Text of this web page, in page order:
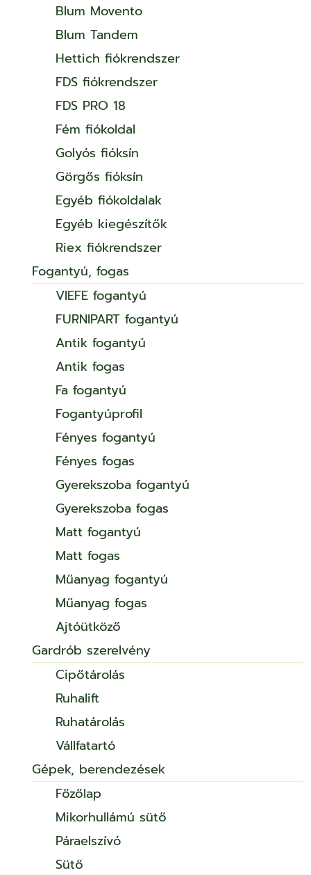
Blum Movento
Blum Tandem
Hettich fiókrendszer
FDS fiókrendszer
FDS PRO 18
Fém fiókoldal
Golyós fióksín
Görgős fióksín
Egyéb fiókoldalak
Egyéb kiegészítők
Riex fiókrendszer
Fogantyú, fogas
VIEFE fogantyú
FURNIPART fogantyú
Antik fogantyú
Antik fogas
Fa fogantyú
Fogantyúprofil
Fényes fogantyú
Fényes fogas
Gyerekszoba fogantyú
Gyerekszoba fogas
Matt fogantyú
Matt fogas
Műanyag fogantyú
Műanyag fogas
Ajtóütköző
Gardrób szerelvény
Cipőtárolás
Ruhalift
Ruhatárolás
Vállfatartó
Gépek, berendezések
Főzőlap
Mikorhullámú sütő
Páraelszívó
Sütő